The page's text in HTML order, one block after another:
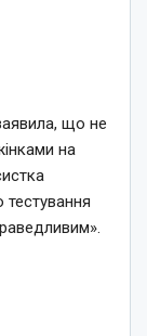
що не
на